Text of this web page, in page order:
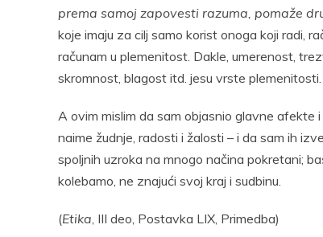
prema samoj zapovesti razuma, pomaže
koje imaju za cilj samo korist onoga koji radi,
računam u plemenitost. Dakle, umerenost,
skromnost, blagost itd. jesu vrste plemenitosti.
A ovim mislim da sam objasnio glavne
naime žudnje, radosti i žalosti – i da sam ih
spoljnih uzroka na mnogo načina pokretani;
kolebamo, ne znajući svoj kraj i sudbinu.
(Etika, III deo, Postavka LIX, Primedba)